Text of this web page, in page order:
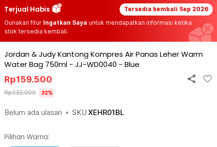
Terjual Habis Tersedia kembali Sep 2026
Gunakan fitur Ingatkan Saya untuk mendapatkan informasi ketika
stok tersedia kembali.
Jordan & Judy Kantong Kompres Air Panas Leher Warm
Water Bag 750ml - JJ-WD0040 - Blue
Belum ada ulasan • SKU XEHR01BL
Rp159.500
Rp232.900 32%
Pilihan Warna: